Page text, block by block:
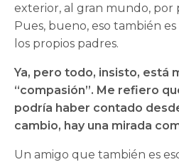
exterior, al gran mundo, por
Pues, bueno, eso también
los propios padres.
Ya, pero todo, insisto, está
“compasión”. Me refiero
podría haber contado
cambio, hay una mirada
Un amigo que también es